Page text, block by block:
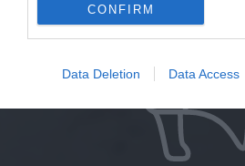
CONFIRM
Data Deletion Data Access